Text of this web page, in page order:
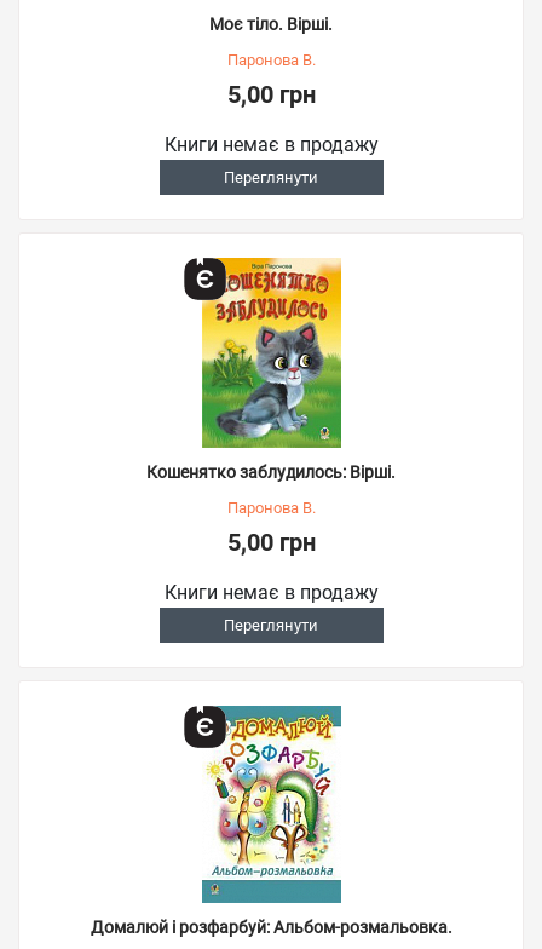
Моє тіло. Вірші.
Паронова В.
5,00 грн
Книги немає в продажу
Переглянути
Кошенятко заблудилось: Вірші.
Паронова В.
5,00 грн
Книги немає в продажу
Переглянути
Домалюй і розфарбуй: Альбом-розмальовка.